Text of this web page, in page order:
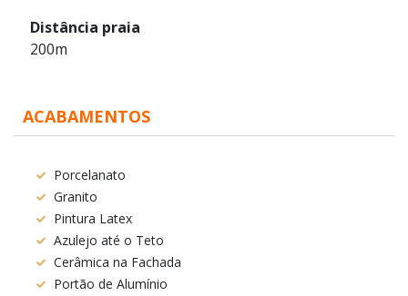
Distância praia
200m
ACABAMENTOS
Porcelanato
Granito
Pintura Latex
Azulejo até o Teto
Cerâmica na Fachada
Portão de Alumínio